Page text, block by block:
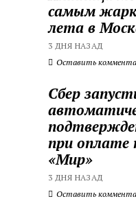
самым
лета в
3 ДНЯ НАЗАД
Оставить
Сбер
при оплате
«Мир»
3 ДНЯ НАЗАД
Оставить